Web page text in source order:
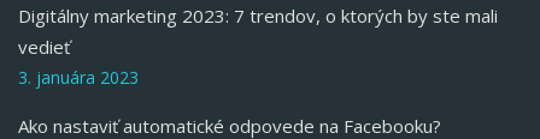
Digitálny marketing 2023: 7 trendov, o ktorých by ste mali
vedieť
3. januára 2023
Ako nastaviť automatické odpovede na Facebooku?